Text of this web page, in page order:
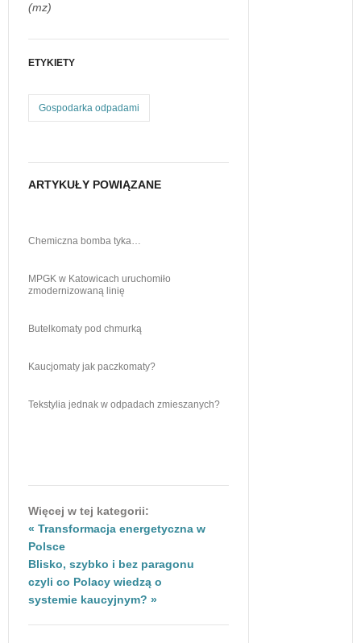
(mz)
ETYKIETY
Gospodarka odpadami
ARTYKUŁY POWIĄZANE
Chemiczna bomba tyka…
MPGK w Katowicach uruchomiło
zmodernizowaną linię
Butelkomaty pod chmurką
Kaucjomaty jak paczkomaty?
Tekstylia jednak w odpadach zmieszanych?
Więcej w tej kategorii:
« Transformacja energetyczna w
Polsce
Blisko, szybko i bez paragonu
czyli co Polacy wiedzą o
systemie kaucyjnym? »